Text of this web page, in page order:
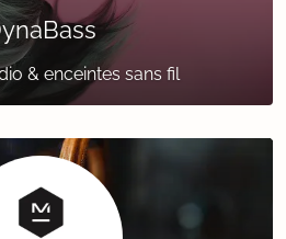
& enceintes sans fil